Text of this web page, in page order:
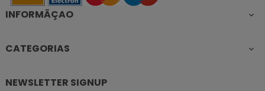
INFORMÃÇAO 
CATEGORIAS 
NEWSLETTER SIGNUP